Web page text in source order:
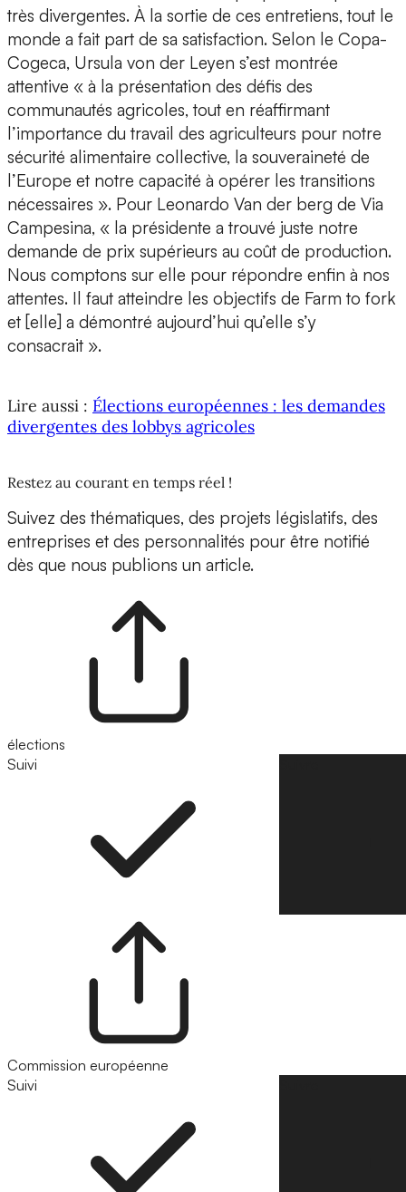
très divergentes. À la sortie de ces entretiens, tout le
monde a fait part de sa satisfaction. Selon le Copa-
Cogeca, Ursula von der Leyen s’est montrée
attentive « à la présentation des défis des
communautés agricoles, tout en réaffirmant
l’importance du travail des agriculteurs pour notre
sécurité alimentaire collective, la souveraineté de
l’Europe et notre capacité à opérer les transitions
nécessaires ». Pour Leonardo Van der berg de Via
Campesina, « la présidente a trouvé juste notre
demande de prix supérieurs au coût de production.
Nous comptons sur elle pour répondre enfin à nos
attentes. Il faut atteindre les objectifs de Farm to fork
et [elle] a démontré aujourd’hui qu’elle s’y
consacrait ».
Lire aussi : Élections européennes : les demandes
divergentes des lobbys agricoles
Restez au courant en temps réel !
Suivez des thématiques, des projets législatifs, des
entreprises et des personnalités pour être notifié
dès que nous publions un article.
élections
Suivi
Commission européenne
Suivi